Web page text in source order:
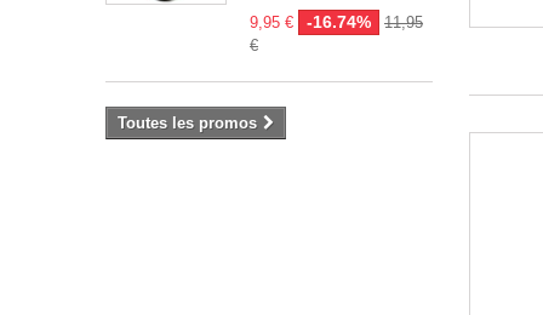
9,95 € -16.74%
11,95
€
Toutes les promos